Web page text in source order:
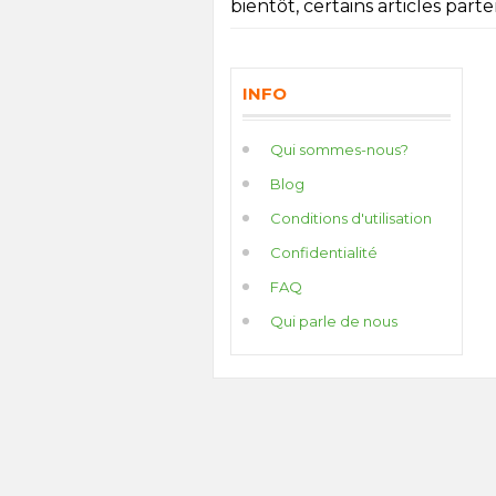
bientôt, certains articles
INFO
Qui sommes-nous?
Blog
Conditions d'utilisation
Confidentialité
FAQ
Qui parle de nous